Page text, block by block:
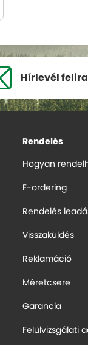
Hírlevél
Rendelés
Hogyan
E-ordering
Rendelés
Visszaküldés
Reklamáció
Méretcsere
Garancia
Felülvizsgálati